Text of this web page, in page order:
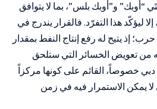
و”أوبك بلس”، بما لا يتوافق
ليؤكّد هذا التفرّد. فالقرار يندرج في
إذ يتيح له رفع إنتاج النفط بمقدار
من تعويض الخسائر التي ستلحق
دبي خصوصاً، القائم على كونها مركزاً
لا يمكن الاستمرار فيه في زمن